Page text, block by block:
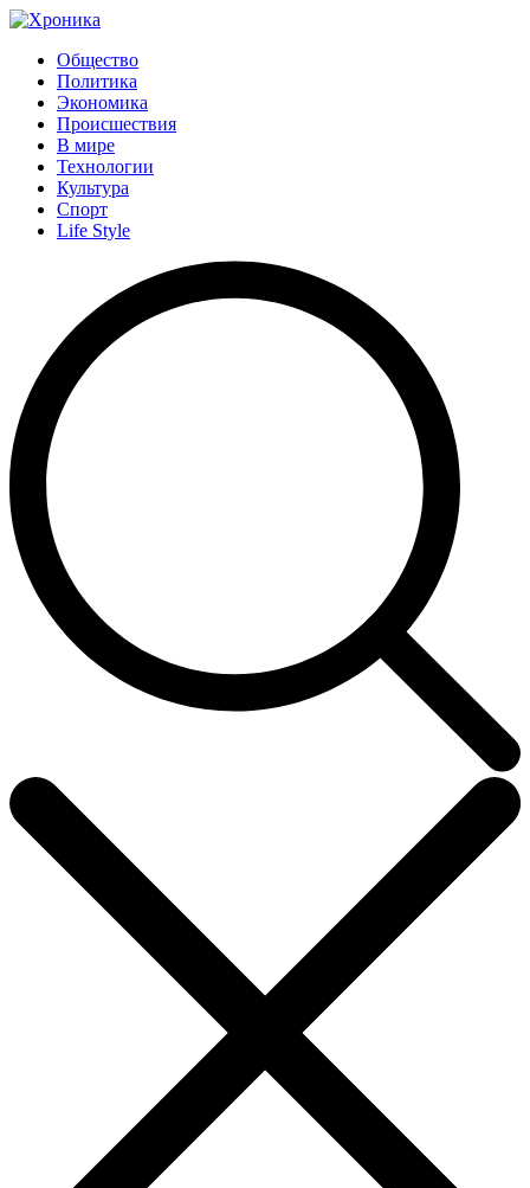
Общество
Политика
Экономика
Происшествия
В мире
Технологии
Культура
Спорт
Life Style